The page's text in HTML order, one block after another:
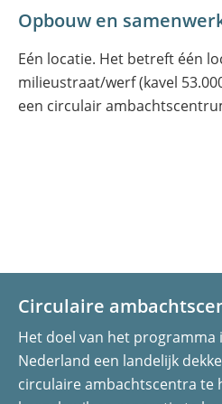
Opbouw en
Eén locatie. Het betreft één
milieustraat/werf (kavel
een circulair
Circulaire
Het doel van het programma
Nederland een landelijk
circulaire ambachtscentra te